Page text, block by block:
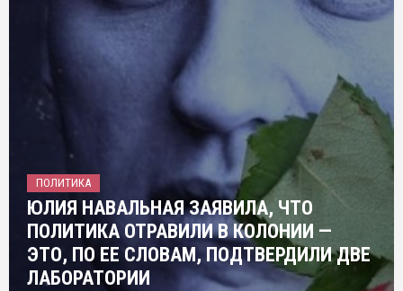
ПОЛИТИКА
ЮЛИЯ НАВАЛЬНАЯ ЗАЯВИЛА, ЧТО
ПОЛИТИКА ОТРАВИЛИ В КОЛОНИИ —
ЭТО, ПО ЕЕ СЛОВАМ, ПОДТВЕРДИЛИ ДВЕ
ЛАБОРАТОРИИ